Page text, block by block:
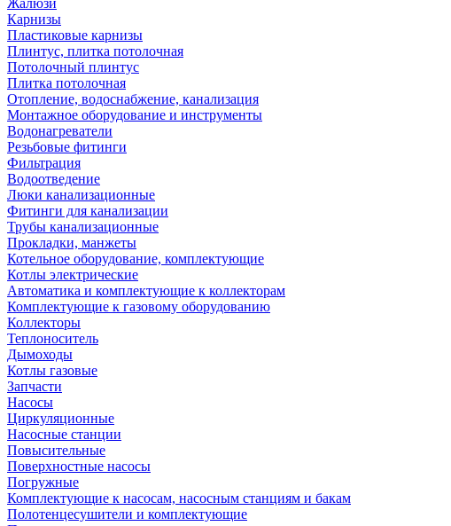
Жалюзи
Карнизы
Пластиковые карнизы
Плинтус, плитка потолочная
Потолочный плинтус
Плитка потолочная
Отопление, водоснабжение, канализация
Монтажное оборудование и инструменты
Водонагреватели
Резьбовые фитинги
Фильтрация
Водоотведение
Люки канализационные
Фитинги для канализации
Трубы канализационные
Прокладки, манжеты
Котельное оборудование, комплектующие
Котлы электрические
Автоматика и комплектующие к коллекторам
Комплектующие к газовому оборудованию
Коллекторы
Теплоноситель
Дымоходы
Котлы газовые
Запчасти
Насосы
Циркуляционные
Насосные станции
Повысительные
Поверхностные насосы
Погружные
Комплектующие к насосам, насосным станциям и бакам
Полотенцесушители и комплектующие